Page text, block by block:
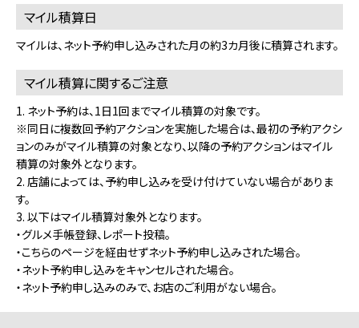
マイル積算日
マイルは、ネット予約申し込みされた月の約3カ月後に積算されます。
マイル積算に関するご注意
1. ネット予約は、1日1回までマイル積算の対象です。
※同日に複数回予約アクションを実施した場合は、最初の予約アクシ
ョンのみがマイル積算の対象となり、以降の予約アクションはマイル
積算の対象外となります。
2. 店舗によっては、予約申し込みを受け付けていない場合がありま
す。
3. 以下はマイル積算対象外となります。
・グルメ手帳登録、レポート投稿。
・こちらのページを経由せずネット予約申し込みされた場合。
・ネット予約申し込みをキャンセルされた場合。
・ネット予約申し込みのみで、お店のご利用がない場合。